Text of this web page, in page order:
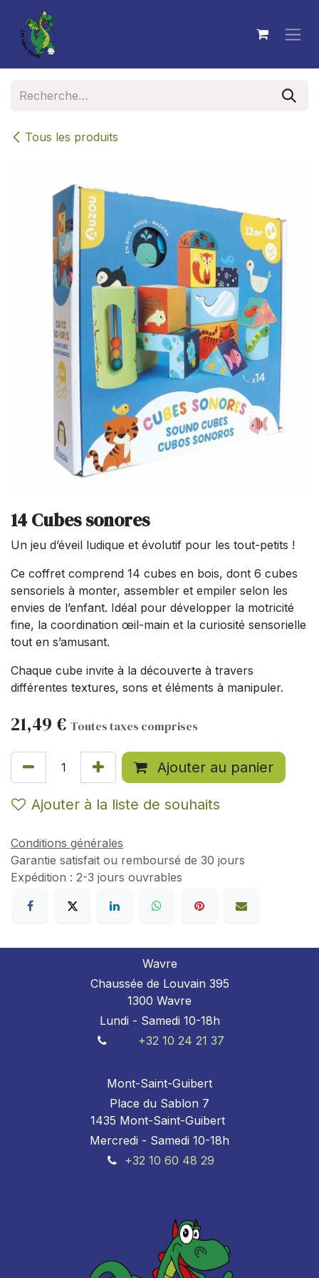
Se rendre au contenu
Tous les produits
14 Cubes sonores
Un jeu d’éveil ludique et évolutif pour les tout-petits !
Ce coffret comprend 14 cubes en bois, dont 6 cubes
sensoriels à monter, assembler et empiler selon les
envies de l’enfant. Idéal pour développer la motricité
fine, la coordination œil-main et la curiosité sensorielle
tout en s’amusant.
Chaque cube invite à la découverte à travers
différentes textures, sons et éléments à manipuler.
21,49 € Toutes taxes comprises
Ajouter au panier
Ajouter à la liste de souhaits
Conditions générales
Garantie satisfait ou remboursé de 30 jours
Expédition : 2-3 jours ouvrables
Wavre
Chaussée de Louvain 395
1300 Wavre
Lundi - Samedi 10-18h
+32 10 24 21 37
Mont-Saint-Guibert
Place du Sablon 7
1435 Mont-Saint-Guibert
Mercredi - Samedi 10-18h
+32 10 60 48 29